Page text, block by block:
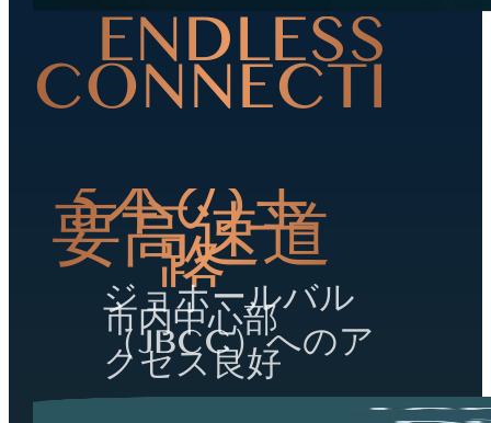
ENDLESS
CONNECTION
5本の主
要高速道
路
ジョホールバル
市内中心部
（JBCC）へのア
クセス良好